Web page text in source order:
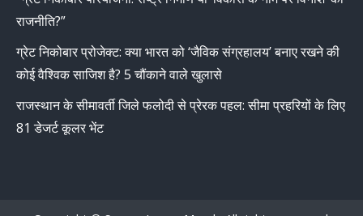
राजनीति?”
ग्रेट निकोबार प्रोजेक्ट: क्या भारत को ‘जैविक संग्रहालय’ बनाए रखने की
कोई वैश्विक साजिश है? 5 चौंकाने वाले खुलासे
राजस्थान के सीमावर्ती जिले फलोदी से प्रेरक पहल: सीमा प्रहरियों के लिए
81 डेजर्ट कूलर भेंट